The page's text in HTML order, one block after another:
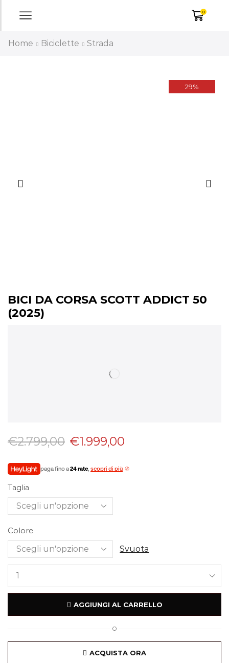
0
Home Biciclette Strada
29%
BICI DA CORSA SCOTT ADDICT 50
(2025)
€2.799,00 €1.999,00
paga fino a24 rate, scopri di più
Taglia
Colore
Svuota
AGGIUNGI AL CARRELLO
O
ACQUISTA ORA